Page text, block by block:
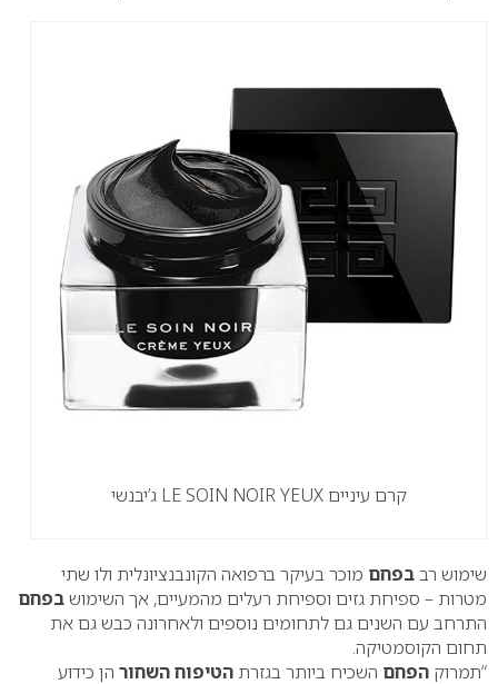
קרם עיניים LE SOIN NOIR YEUX ג’יבנשי
שימוש רבבפחם מוכר בעיקר ברפואה הקונבנציונלית ולו שתי
מטרות – ספיחת גזים וספיחת רעלים מהמעיים, אך השימושבפחם
התרחב עם השנים גם לתחומים נוספים ולאחרונה כבש גם את
תחום הקוסמטיקה.
“תמרוק הפחם השכיח ביותר בגזרת הטיפוח השחור הן כידוע